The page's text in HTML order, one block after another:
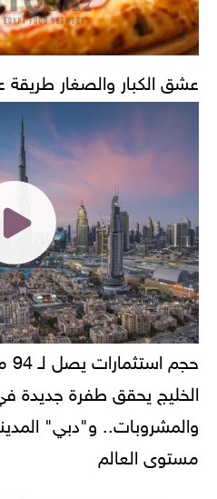
عشق الكبار والصغار طريقة
الخليج يحقق طفرة جديدة
والمشروبات.. و"دبي"
مستوى العالم